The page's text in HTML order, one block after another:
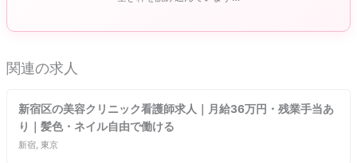
関連の求人
新宿区の美容クリニック看護師求人｜月給36万円・残業手当あ
り｜髪色・ネイル自由で働ける
新宿, 東京